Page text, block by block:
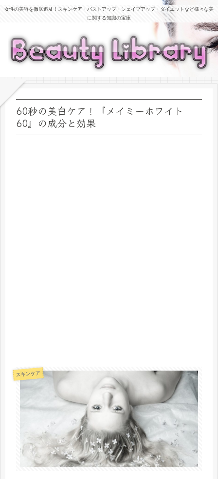
女性の美容を徹底追及！スキンケア・バストアップ・シェイプアップ・ダイエットなど様々な美
に関する知識の宝庫
60秒の美白ケア！『メイミーホワイト
60』の成分と効果
スキンケア